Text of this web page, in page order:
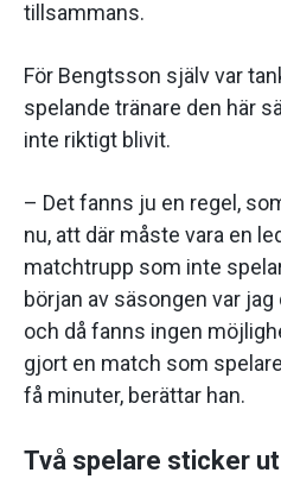
tillsammans.
För Bengtsson själv var
spelande tränare den här
inte riktigt blivit.
– Det fanns ju en regel,
nu, att där måste vara en
matchtrupp som inte
början av säsongen var
och då fanns ingen
gjort en match som
få minuter, berättar han.
Två spelare sticker